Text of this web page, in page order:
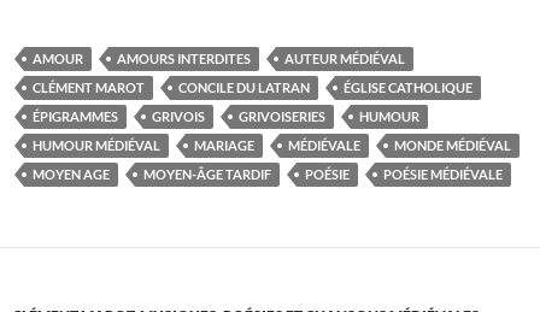
AMOUR AMOURS INTERDITES
AUTEUR MÉDIÉVAL
CLÉMENT MAROT
CONCILE DU LATRAN
ÉGLISE CATHOLIQUE
ÉPIGRAMMES
GRIVOIS GRIVOISERIES
HUMOUR
HUMOUR MÉDIÉVAL
MARIAGE MÉDIÉVALE
MONDE MÉDIÉVAL
MOYEN AGE
MOYEN-ÂGE TARDIF POÉSIE POÉSIE MÉDIÉVALE